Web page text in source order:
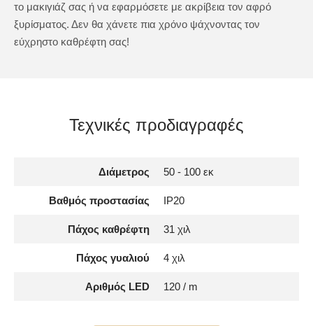
το μακιγιάζ σας ή να εφαρμόσετε με ακρίβεια τον αφρό
ξυρίσματος. Δεν θα χάνετε πια χρόνο ψάχνοντας τον
εύχρηστο καθρέφτη σας!
Τεχνικές προδιαγραφές
Διάμετρος 50 - 100 εκ
Βαθμός προστασίας IP20
Πάχος καθρέφτη 31 χιλ
Πάχος γυαλιού 4 χιλ
Αριθμός LED 120 / m